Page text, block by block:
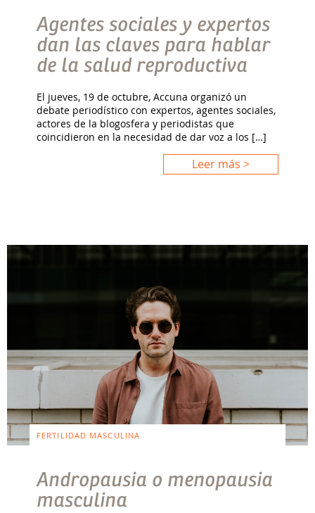
Agentes sociales y expertos
dan las claves para hablar
de la salud reproductiva
El jueves, 19 de octubre, Accuna organizó un
debate periodístico con expertos, agentes sociales,
actores de la blogosfera y periodistas que
coincidieron en la necesidad de dar voz a los […]
Leer más >
FERTILIDAD MASCULINA
Andropausia o menopausia
masculina